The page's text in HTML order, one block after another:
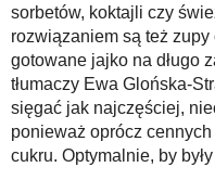
sorbetów, koktajli czy
rozwiązaniem są też
gotowane jajko na długo
tłumaczy Ewa Glońska-
sięgać jak najczęściej,
ponieważ oprócz
cukru. Optymalnie, by